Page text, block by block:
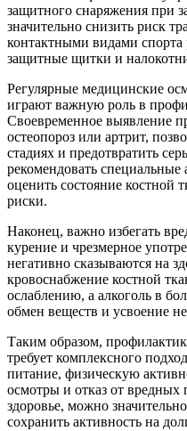
защитного снаряжения при
значительно снизить риск
контактными видами спорта
защитные щитки и
Регулярные медицинские
играют важную роль в
Своевременное выявление
остеопороз или артрит,
стадиях и предотвратить
рекомендовать
оценить состояние костной
риски.
Наконец, важно избегать
курение и чрезмерное
негативно сказываются на
кровоснабжение костной
ослаблению, а алкоголь в
обмен веществ и усвоение
Таким образом,
требует комплексного
питание, физическую
осмотры и отказ от вредных
здоровье, можно
сохранить активность на